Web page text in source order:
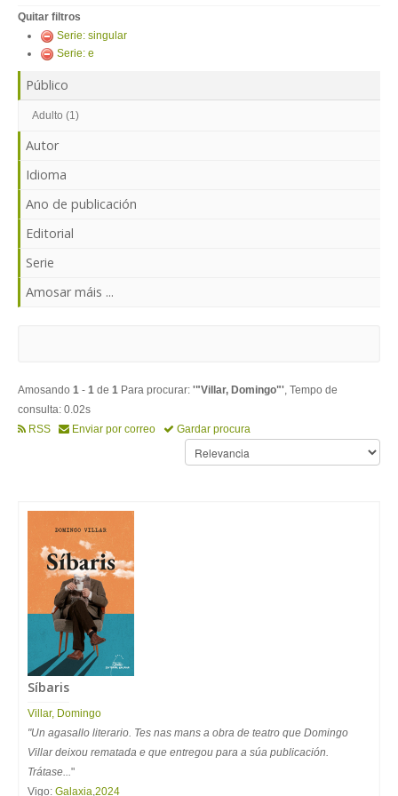
Quitar filtros
Serie: singular
Serie: e
Público
Adulto (1)
Autor
Idioma
Ano de publicación
Editorial
Serie
Amosar máis ...
Amosando 1 - 1 de 1 Para procurar: '"Villar, Domingo"', Tempo de
consulta: 0.02s
RSS
Enviar por correo Gardar procura
Síbaris
Villar, Domingo
"Un agasallo literario. Tes nas mans a obra de teatro que Domingo
Villar deixou rematada e que entregou para a súa publicación.
Trátase..."
Vigo: Galaxia,2024